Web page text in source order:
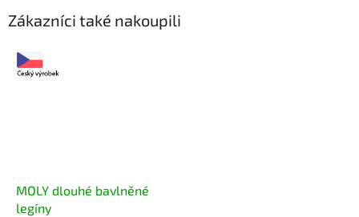
Zákazníci také nakoupili
MOLY dlouhé bavlněné
legíny